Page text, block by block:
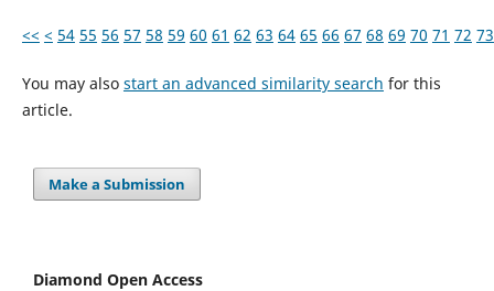
<< < 54 55 56 57 58 59 60 61 62 63 64 65 66 67 68 69 70 71 72 73
You may also start an advanced similarity search for this
article.
Make a Submission
Diamond Open Access